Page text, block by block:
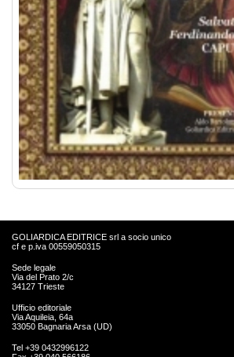
GOLIARDICA EDITRICE srl a socio unico
cf e p.iva 00559050315
Sede legale
Via del Prato 2/c
34127 Trieste
Ufficio editoriale
Via Aquileia, 64a
33050 Bagnaria Arsa (UD)
Tel +39 0432996122